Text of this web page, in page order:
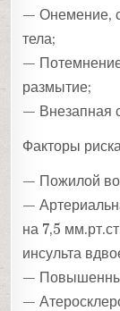
— Онемение,
тела;
— Потемнение
размытие;
— Внезапная
Факторы
— Пожилой
—
на 7,5
инсульта
—
—